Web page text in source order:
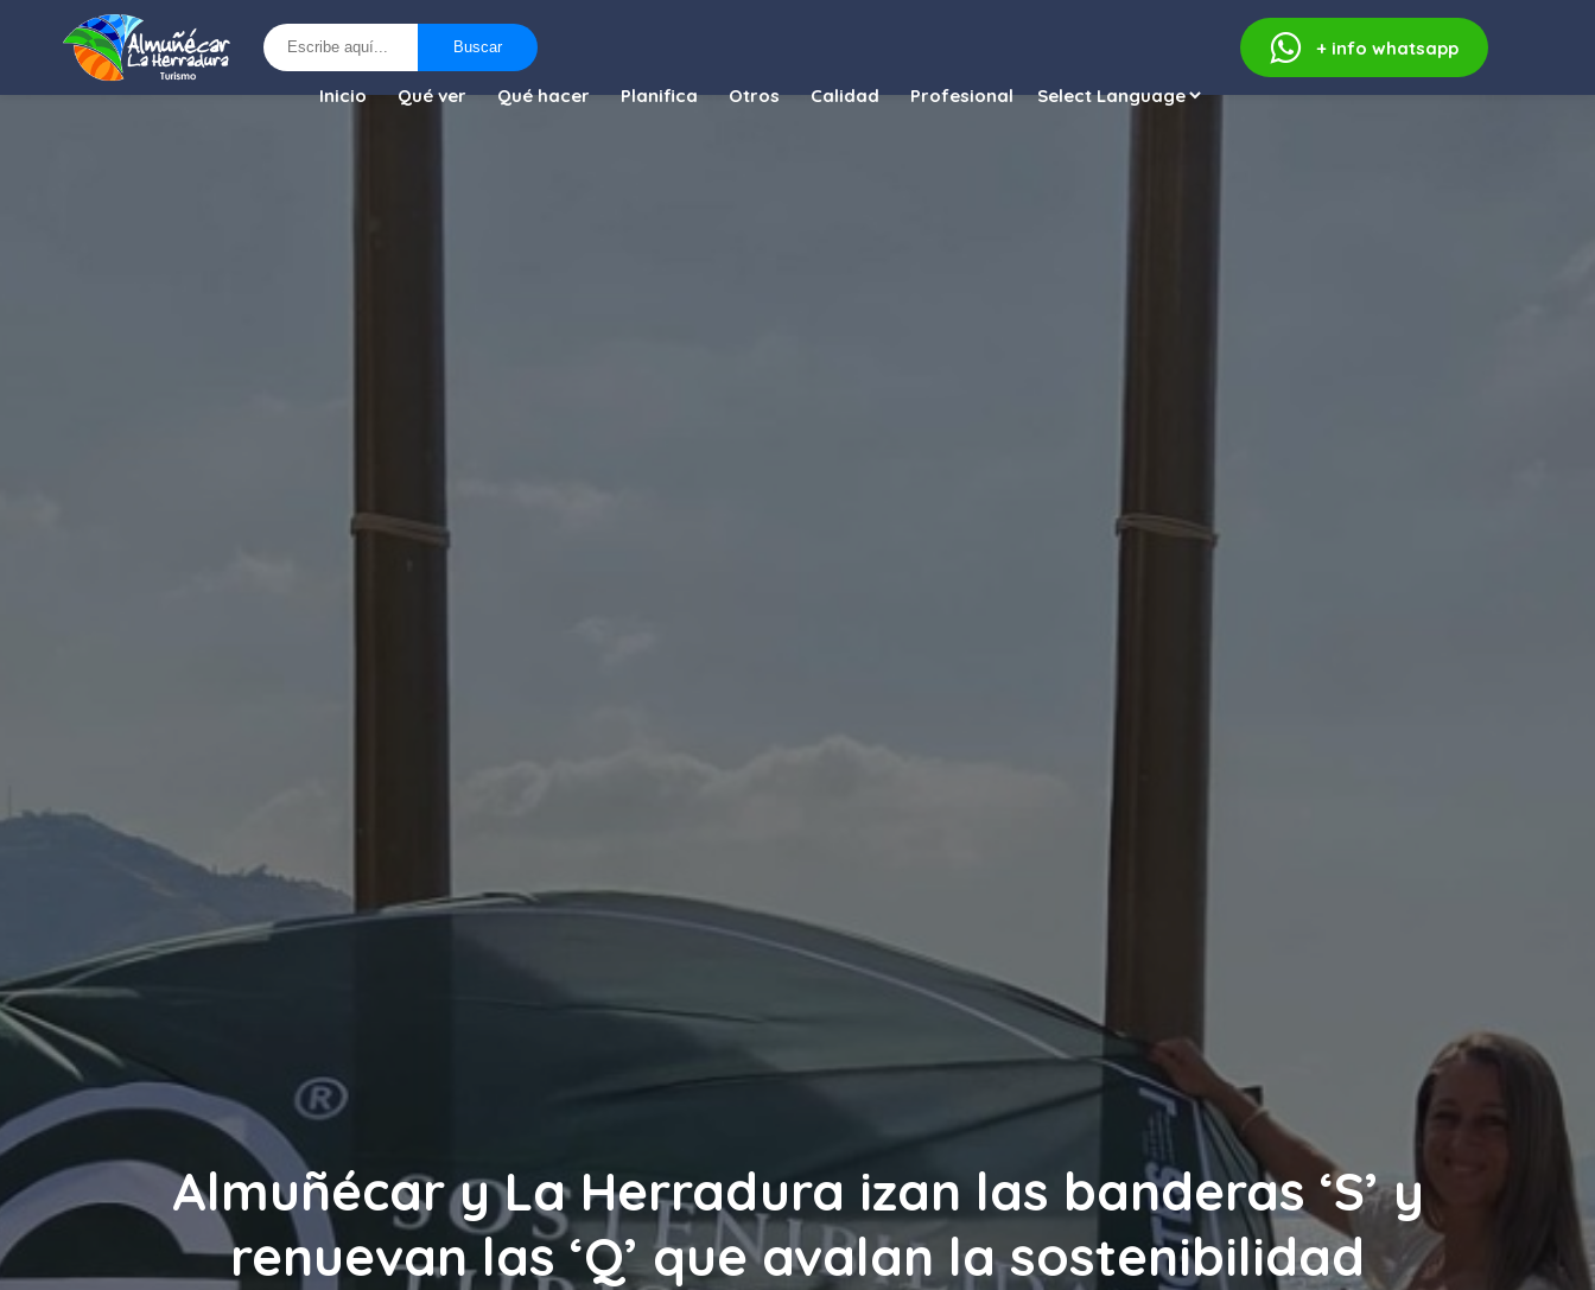
Buscar + info whatsapp
Inicio Qué ver Qué hacer Planifica Otros Calidad Profesional
Almuñécar y La Herradura izan las banderas ‘S’ y
renuevan las ‘Q’ que avalan la sostenibilidad